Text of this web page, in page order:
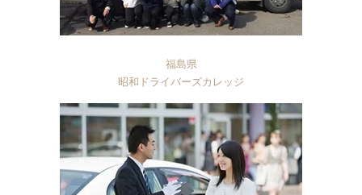
福島県
昭和ドライバーズカレッジ